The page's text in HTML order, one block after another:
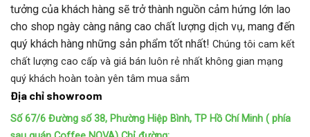
tưởng của khách hàng sẽ trở thành nguồn cảm hứng lớn lao
cho shop ngày càng nâng cao chất lượng dịch vụ, mang đến
quý khách hàng những sản phẩm tốt nhất! Chúng tôi cam kết
chất lượng cao cấp và giá bán luôn rẻ nhất không gian mạng
quý khách hoàn toàn yên tâm mua sắm
Địa chỉ showroom
Số 67/6 Đường số 38, Phường Hiệp Bình, TP Hồ Chí Minh ( phía